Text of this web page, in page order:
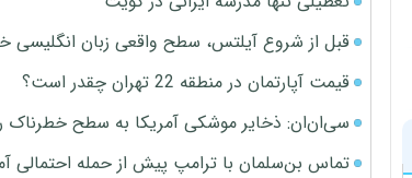
قبل از شروع آیلتس، سطح واقعی زبان انگلیسی
قیمت آپارتمان در منطقه 22 تهران چقدر است؟
سی‌ان‌ان: ذخایر موشکی آمریکا به سطح خطرناک
تماس بن‌سلمان با ترامپ پیش از حمله احتمالی